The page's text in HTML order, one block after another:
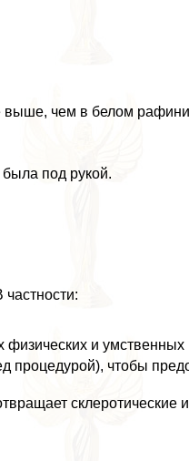
выше, чем в белом
была под рукой.
и умственных
процедурой), чтобы
склеротические